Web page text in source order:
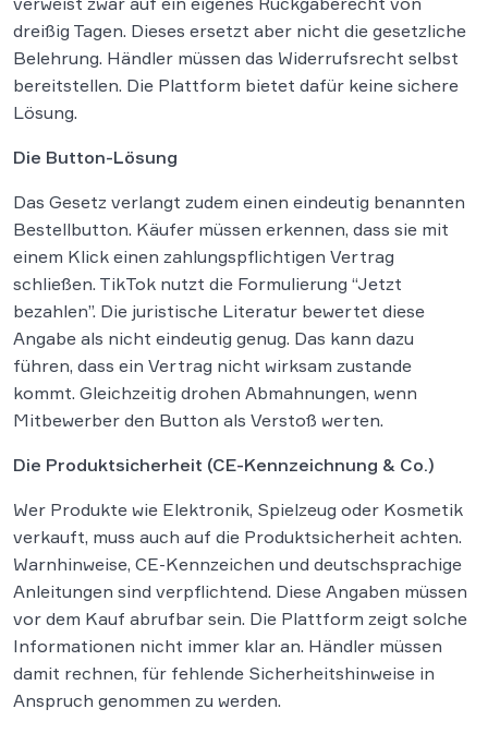
dreißig Tagen. Dieses ersetzt aber nicht die gesetzliche
Belehrung. Händler müssen das Widerrufsrecht selbst
bereitstellen. Die Plattform bietet dafür keine sichere
Lösung.
Die Button-Lösung
Das Gesetz verlangt zudem einen eindeutig benannten
Bestellbutton. Käufer müssen erkennen, dass sie mit
einem Klick einen zahlungspflichtigen Vertrag
schließen. TikTok nutzt die Formulierung “Jetzt
bezahlen”. Die juristische Literatur bewertet diese
Angabe als nicht eindeutig genug. Das kann dazu
führen, dass ein Vertrag nicht wirksam zustande
kommt. Gleichzeitig drohen Abmahnungen, wenn
Mitbewerber den Button als Verstoß werten.
Die Produktsicherheit (CE-Kennzeichnung & Co.)
Wer Produkte wie Elektronik, Spielzeug oder Kosmetik
verkauft, muss auch auf die Produktsicherheit achten.
Warnhinweise, CE-Kennzeichen und deutschsprachige
Anleitungen sind verpflichtend. Diese Angaben müssen
vor dem Kauf abrufbar sein. Die Plattform zeigt solche
Informationen nicht immer klar an. Händler müssen
damit rechnen, für fehlende Sicherheitshinweise in
Anspruch genommen zu werden.